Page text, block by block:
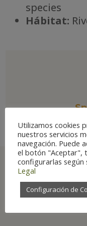
species
Hábitat:
Best
Utilizamos cookies
nuestros servicios
navegación. Puede
el botón "Aceptar",
configurarlas según
Legal
Configuración de